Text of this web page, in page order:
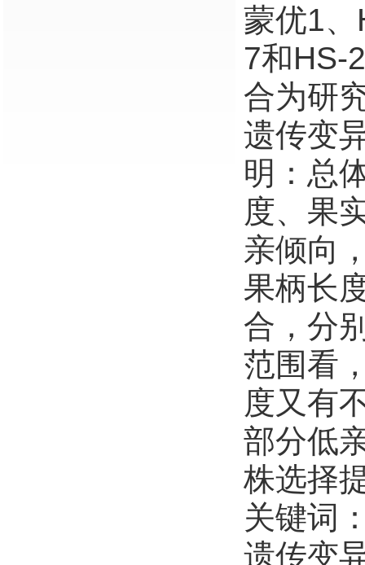
蒙优1
7和HS-
合为研
遗传变
明：总
度、果
亲倾向
果柄长
合，分
范围看
度又有
部分低
株选择
关键词
遗传变